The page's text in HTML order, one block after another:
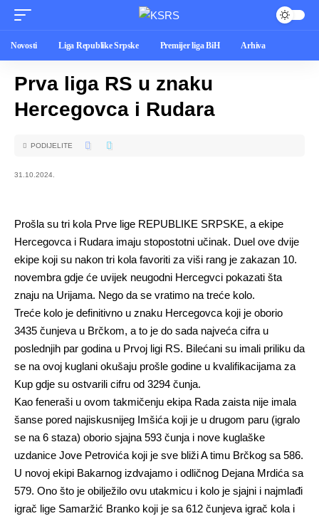
Novosti Liga Republike Srpske Premijer liga BiH Arhiva
Prva liga RS u znaku
Hercegovca i Rudara
31.10.2024.
PODIJELITE
Prošla su tri kola Prve lige REPUBLIKE SRPSKE, a ekipe
Hercegovca i Rudara imaju stopostotni učinak. Duel ove dvije
ekipe koji su nakon tri kola favoriti za viši rang je zakazan 10.
novembra gdje će uvijek neugodni Hercegvci pokazati šta
znaju na Urijama. Nego da se vratimo na treće kolo.
Treće kolo je definitivno u znaku Hercegovca koji je oborio
3435 čunjeva u Brčkom, a to je do sada najveća cifra u
poslednjih par godina u Prvoj ligi RS. Bilećani su imali priliku da
se na ovoj kuglani okušaju prošle godine u kvalifikacijama za
Kup gdje su ostvarili cifru od 3294 čunja.
Kao feneraši u ovom takmičenju ekipa Rada zaista nije imala
šanse pored najiskusnijeg Imšića koji je u drugom paru (igralo
se na 6 staza) oborio sjajna 593 čunja i nove kuglaške
uzdanice Jove Petrovića koji je sve bliži A timu Brčkog sa 586.
U novoj ekipi Bakarnog izdvajamo i odličnog Dejana Mrdića sa
579. Ono što je obilježilo ovu utakmicu i kolo je sjajni i najmlađi
igrač lige Samaržić Branko koji je sa 612 čunjeva igrač kola i